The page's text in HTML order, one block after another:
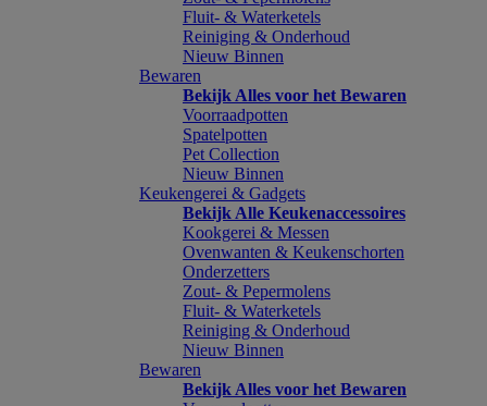
Fluit- & Waterketels
Reiniging & Onderhoud
Nieuw Binnen
Bewaren
Bekijk Alles voor het Bewaren
Voorraadpotten
Spatelpotten
Pet Collection
Nieuw Binnen
Keukengerei & Gadgets
Bekijk Alle Keukenaccessoires
Kookgerei & Messen
Ovenwanten & Keukenschorten
Onderzetters
Zout- & Pepermolens
Fluit- & Waterketels
Reiniging & Onderhoud
Nieuw Binnen
Bewaren
Bekijk Alles voor het Bewaren